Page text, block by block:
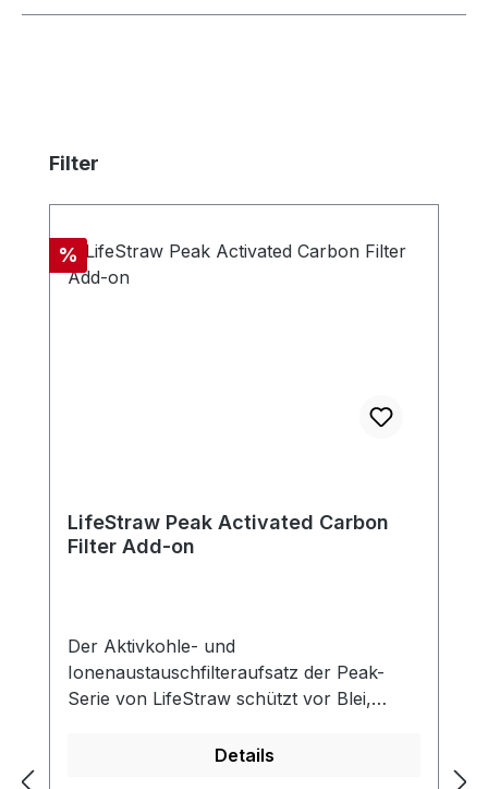
Produktgalerie überspringen
Filter
Rabatt
%
LifeStraw Peak Activated Carbon
Filter Add-on
Der Aktivkohle- und
Ionenaustauschfilteraufsatz der Peak-
Serie von LifeStraw schützt vor Blei,
und anderen Schwermetallen. Darüber
Details